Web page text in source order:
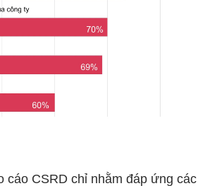
cáo CSRD chỉ nhằm đáp ứng các